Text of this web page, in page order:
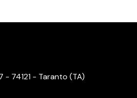
- 74121 - Taranto (TA)